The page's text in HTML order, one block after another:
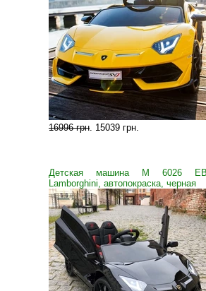
16996 грн. 15039 грн.
Детская машина M 6026
Lamborghini, автопокраска, черная